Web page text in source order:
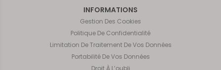
INFORMATIONS
Gestion Des Cookies
Politique De Confidentialité
Limitation De Traitement De Vos Données
Portabilité De Vos Données
Droit À L’oubli